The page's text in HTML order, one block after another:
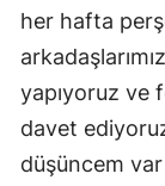
her hafta
yapıyoruz ve
davet
düşüncem